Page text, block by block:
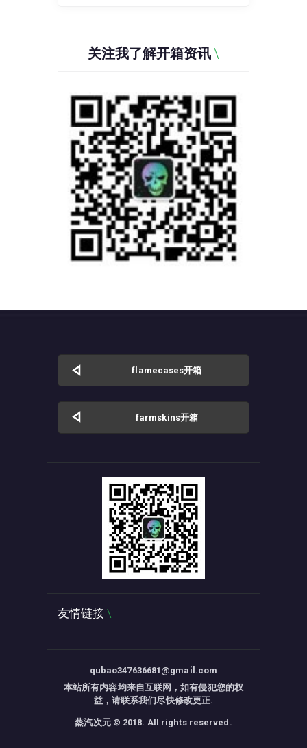
关注我了解开箱资讯
flamecases开箱
farmskins开箱
友情链接
qubao347636681@gmail.com
本站所有内容均来自互联网，如有侵犯您的权
益，请联系我们尽快修改更正.
蒸汽次元 © 2018. All rights reserved.